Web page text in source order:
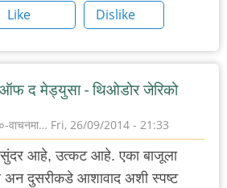
Like
Dislike
ऑफ द मेड्युसा - थिओडोर जेरिको
वाचनमा… Fri, 26/09/2014 - 21:33
सुंदर आहे, उत्कट आहे. एका बाजूला
अन दुसरीकडे आशावाद अशी स्पष्ट